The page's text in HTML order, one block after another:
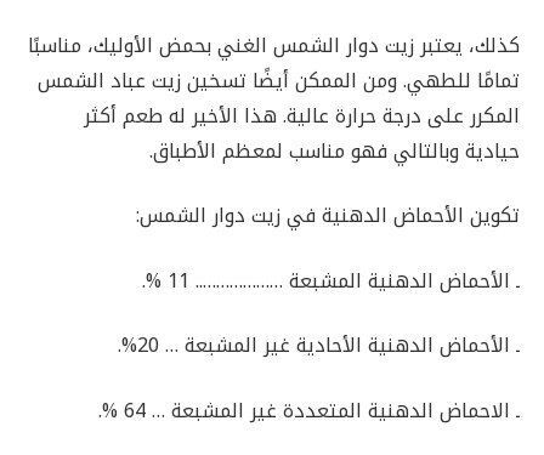
كذلك، يعتبر زيت دوار الشمس الغني بحمض الأوليك، مناسبًا
تمامًا للطهي. ومن الممكن أيضًا تسخين زيت عباد الشمس
المكرر على درجة حرارة عالية. هذا الأخير له طعم أكثر
حيادية وبالتالي فهو مناسب لمعظم الأطباق.
تكوين الأحماض الدهنية في زيت دوار الشمس:
ـ الأحماض الدهنية المشبعة ……………….. 11 %.
ـ الأحماض الدهنية الأحادية غير المشبعة … 20%.
ـ الاحماض الدهنية المتعددة غير المشبعة … 64 %.